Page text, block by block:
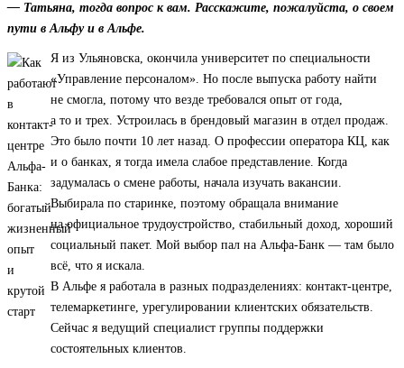
— Татьяна, тогда вопрос к вам. Расскажите, пожалуйста, о своем
пути в Альфу и в Альфе.
Я из Ульяновска, окончила университет по специальности
«Управление персоналом». Но после выпуска работу найти
не смогла, потому что везде требовался опыт от года,
а то и трех. Устроилась в брендовый магазин в отдел продаж.
Это было почти 10 лет назад. О профессии оператора КЦ, как
и о банках, я тогда имела слабое представление. Когда
задумалась о смене работы, начала изучать вакансии.
Выбирала по старинке, поэтому обращала внимание
на официальное трудоустройство, стабильный доход, хороший
социальный пакет. Мой выбор пал на Альфа-Банк — там было
всё, что я искала.
В Альфе я работала в разных подразделениях: контакт-центре,
телемаркетинге, урегулировании клиентских обязательств.
Сейчас я ведущий специалист группы поддержки
состоятельных клиентов.